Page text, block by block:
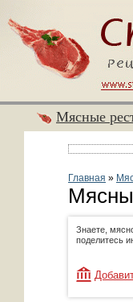
Мясные
Главная »
Знаете,
поделитесь